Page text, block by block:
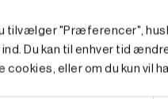
tilvælger "Præferencer",
Du kan til enhver tid
cookies, eller om du kun vil